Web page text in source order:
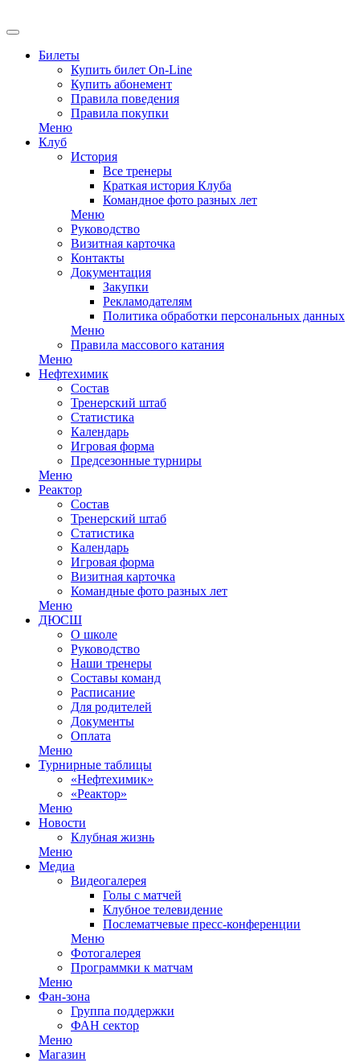
Билеты
Купить билет On-Line
Купить абонемент
Правила поведения
Правила покупки
Меню
Клуб
История
Все тренеры
Краткая история Клуба
Командное фото разных лет
Меню
Руководство
Визитная карточка
Контакты
Документация
Закупки
Рекламодателям
Политика обработки персональных данных
Меню
Правила массового катания
Меню
Нефтехимик
Состав
Тренерский штаб
Статистика
Календарь
Игровая форма
Предсезонные турниры
Меню
Реактор
Состав
Тренерский штаб
Статистика
Календарь
Игровая форма
Визитная карточка
Командные фото разных лет
Меню
ДЮСШ
О школе
Руководство
Наши тренеры
Составы команд
Расписание
Для родителей
Документы
Оплата
Меню
Турнирные таблицы
«Нефтехимик»
«Реактор»
Меню
Новости
Клубная жизнь
Меню
Медиа
Видеогалерея
Голы с матчей
Клубное телевидение
Послематчевые пресс-конференции
Меню
Фотогалерея
Программки к матчам
Меню
Фан-зона
Группа поддержки
ФАН сектор
Меню
Магазин